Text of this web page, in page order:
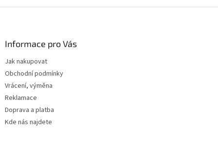
Informace pro Vás
Jak nakupovat
Obchodní podmínky
Vrácení, výměna
Reklamace
Doprava a platba
Kde nás najdete